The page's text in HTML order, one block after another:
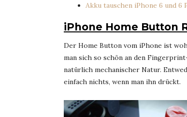
Akku tauschen iPhone 6 und 6
iPhone Home Button
Der Home Button vom iPhone ist
man sich so schön an den
natürlich mechanischer Natur.
einfach nichts, wenn man ihn drückt.